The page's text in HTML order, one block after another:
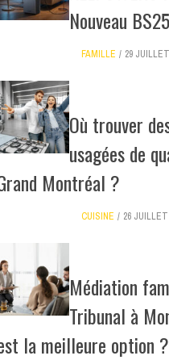
Nouveau
FAMILLE 29
Où trouver
usagées de
Montréal ?
CUISINE 26 JUILLET
Médiation
Tribunal à
la meilleure option ?